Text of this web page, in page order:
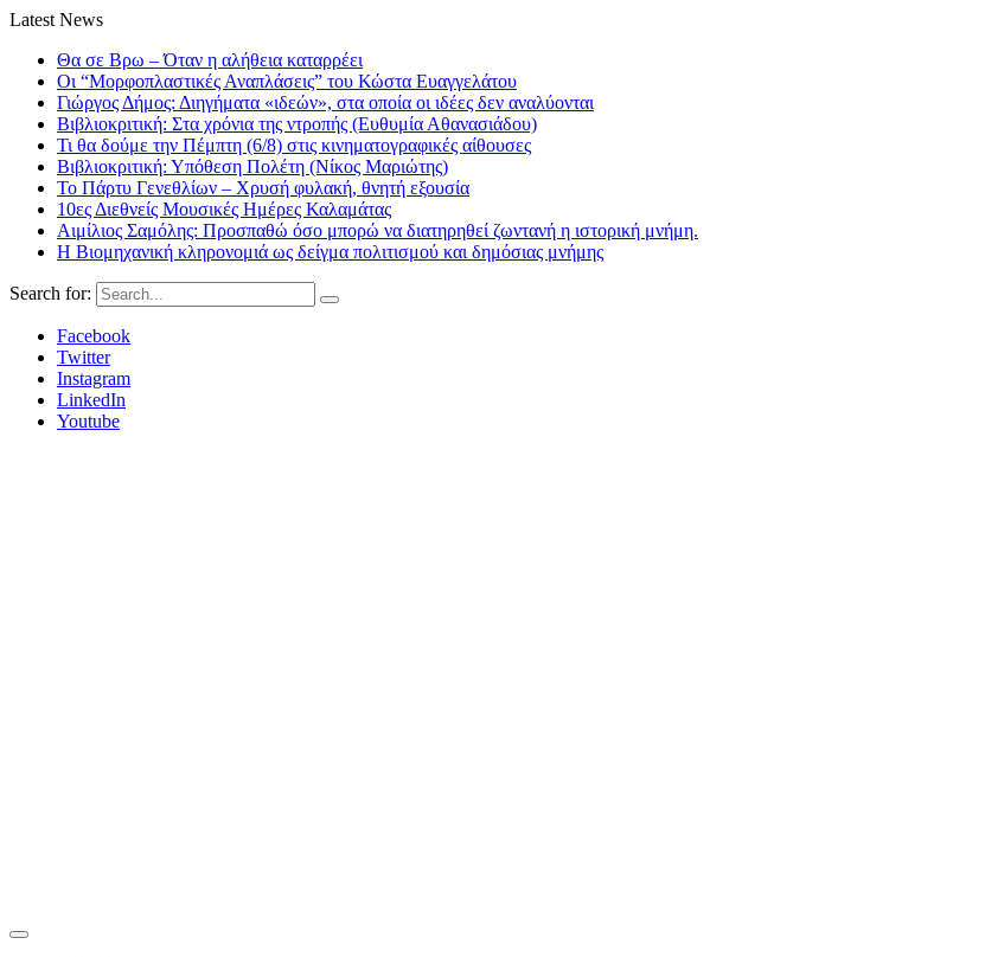
Latest News
Θα σε Βρω – Όταν η αλήθεια καταρρέει
Οι “Μορφοπλαστικές Αναπλάσεις” του Κώστα Ευαγγελάτου
Γιώργος Δήμος: Διηγήματα «ιδεών», στα οποία οι ιδέες δεν αναλύονται
Βιβλιοκριτική: Στα χρόνια της ντροπής (Ευθυμία Αθανασιάδου)
Τι θα δούμε την Πέμπτη (6/8) στις κινηματογραφικές αίθουσες
Βιβλιοκριτική: Υπόθεση Πολέτη (Νίκος Μαριώτης)
Το Πάρτυ Γενεθλίων – Χρυσή φυλακή, θνητή εξουσία
10ες Διεθνείς Μουσικές Ημέρες Καλαμάτας
Αιμίλιος Σαμόλης: Προσπαθώ όσο μπορώ να διατηρηθεί ζωντανή η ιστορική μνήμη.
Η Βιομηχανική κληρονομιά ως δείγμα πολιτισμού και δημόσιας μνήμης
Search for:
Facebook
Twitter
Instagram
LinkedIn
Youtube